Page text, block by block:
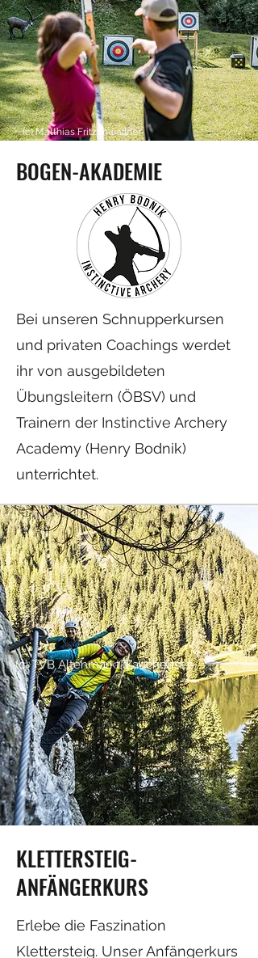
(c) Matthias Fritzenwallner
BOGEN-AKADEMIE
Bei unseren Schnupperkursen
und privaten Coachings werdet
ihr von ausgebildeten
Übungsleitern (ÖBSV) und
Trainern der Instinctive Archery
Academy (Henry Bodnik)
unterrichtet.
(c) TVB Altenmarkt-Zauchensee
KLETTERSTEIG-
ANFÄNGERKURS
Erlebe die Faszination
Klettersteig. Unser Anfängerkurs